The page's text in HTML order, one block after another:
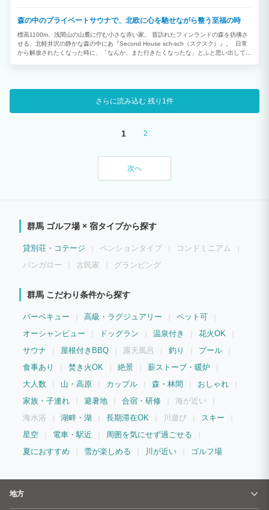
森の中のプライベートサウナで、北欧に心を馳せながら整う至福の時
標高1100m、浅間山の山麓に佇む小さな赤い家。 昔訪れたフィンランドの森を彷彿さ
せる、北軽井沢の静かな森の中にあ『Second House sch-sch（スクスク）』。 日常
から解放されたくなった時に、「なんか、また行きたくなったな」とふと思い出してい
さい。 大切な方との語らいをお楽しみいただきながら、心も体も整う心地よさ。森の
中での目覚めから、夜の帳が下りる夕べまで、まる一日を過ごしていただき、Second
しんでいただけるプライベートサウナ小屋が2023年秋に完成しました。 サウナ後の外
さらに読み込む 残り1件
1 2
次へ
群馬 ゴルフ場 × 宿タイプから探す
貸別荘・コテージ ペンションタイプ
コンドミニアム
バンガロー
古民家 グランピング
群馬 こだわり条件から探す
バーベキュー 高級・ラグジュアリー
ペット可
オーシャンビュー
ドッグラン 温泉付き
花火OK
サウナ
屋根付きBBQ 露天風呂 釣り
プール
食事あり
焚き火OK 絶景
薪ストーブ・暖炉
大人数
山・高原 カップル 森・林間
おしゃれ
家族・子連れ
避暑地 合宿・研修
海が近い
海水浴
湖畔・湖 長期滞在OK 川遊び
スキー
星空
電車・駅近
周囲を気にせず過ごせる
夏におすすめ
雪が楽しめる 川が近い ゴルフ場
地方